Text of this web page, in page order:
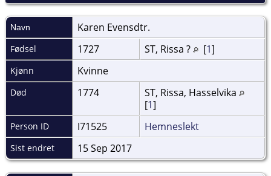
Navn Karen Evensdtr.
Fødsel 1727 ST, Rissa ? [1]
Kjønn Kvinne
Død 1774
ST, Rissa, Hasselvika
[1]
Person ID I71525 Hemneslekt
Sist endret 15 Sep 2017